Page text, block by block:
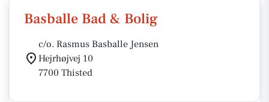
Basballe Bad & Bolig
c/o. Rasmus Basballe Jensen
Hejrhøjvej 10
7700 Thisted